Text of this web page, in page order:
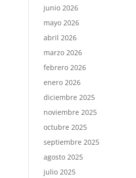
junio 2026
mayo 2026
abril 2026
marzo 2026
febrero 2026
enero 2026
diciembre 2025
noviembre 2025
octubre 2025
septiembre 2025
agosto 2025
julio 2025